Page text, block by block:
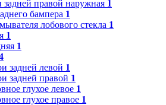
задней правой наружная 1
бампера 1
лобового стекла 1
1
1
задней левой 1
задней правой 1
глухое левое 1
глухое правое 1